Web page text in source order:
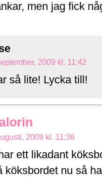
men jag fick
2009 kl. 11:42
så lite! Lycka till!
2009 kl. 11:36
ett likadant
köksbordet nu så